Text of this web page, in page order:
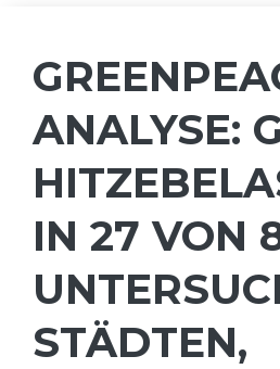
ANALYSE:
N 27 VON
TÄDTEN, G